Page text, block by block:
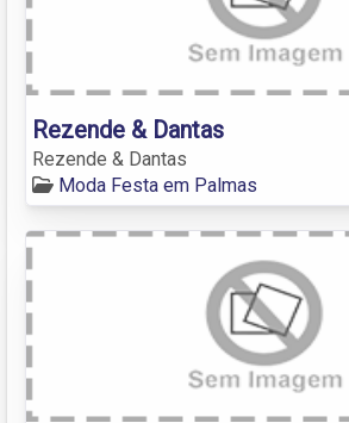
Rezende & Dantas
Rezende & Dantas
Moda Festa em Palmas